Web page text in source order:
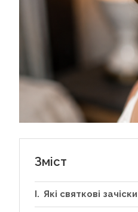
Зміст
Які святкові